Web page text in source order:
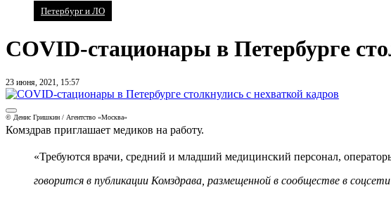
Петербург и ЛО
COVID-стационары в Петербурге
23 июня, 2021, 15:57
© Денис Гришкин / Агентство «Москва»
Комздрав приглашает медиков на работу.
«Требуются врачи, средний и младший медицинский персонал,
говорится в публикации Комздрава, размещенной в сообществе в